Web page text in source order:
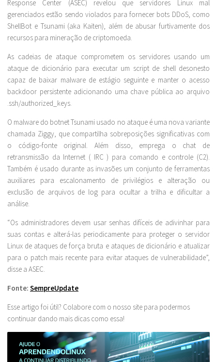
Response Center (ASEC) revelou que servidores Linux mal
gerenciados estão sendo violados para fornecer bots DDoS, como
ShellBot e Tsunami (aka Kaiten), além de abusar furtivamente dos
recursos para mineração de criptomoeda.
As cadeias de ataque comprometem os servidores usando um
ataque de dicionário para executar um script de shell desonesto
capaz de baixar malware de estágio seguinte e manter o acesso
backdoor persistente adicionando uma chave pública ao arquivo
.ssh/authorized_keys.
O malware do botnet Tsunami usado no ataque é uma nova variante
chamada Ziggy, que compartilha sobreposições significativas com
o código-fonte original. Além disso, emprega o chat de
retransmissão da Internet ( IRC ) para comando e controle (C2).
Também é usado durante as invasões um conjunto de ferramentas
auxiliares para escalonamento de privilégios e alteração ou
exclusão de arquivos de log para ocultar a trilha e dificultar a
análise.
“Os administradores devem usar senhas difíceis de adivinhar para
suas contas e alterá-las periodicamente para proteger o servidor
Linux de ataques de força bruta e ataques de dicionário e atualizar
para o patch mais recente para evitar ataques de vulnerabilidade”,
disse a ASEC.
Fonte: SempreUpdate
Esse artigo foi útil? Colabore com o nosso site para podermos
continuar dando mais dicas como essa!